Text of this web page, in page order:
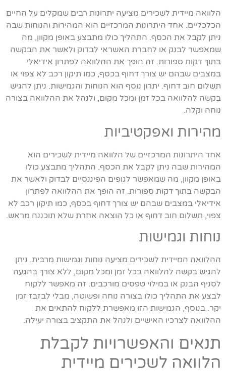
הלוואה מיידית לשכירים מציעה יתרונות רבים שמקלים על החיים
הכלכליים. אחד היתרונות המרכזיים הוא המהירות והנוחות שבה
ניתן לקבל את הכסף. התהליך כולו מתבצע באופן מקוון, מה
שמאפשר לבנק או לחברת האשראי לבדוק ולאשר את הבקשה
בתוך דקות ספורות. זה הופך את ההלוואה לפתרון אידיאלי
במצבים שבהם יש צורך דחוף בכסף, כמו תיקון רכב לא צפוי או
תשלום חוב דחוף. יתרון נוסף הוא הנוחות והגמישות. ניתן להגיש
בקשה להלוואה בכל זמן ומכל מקום, ולנהל את ההלוואה בצורה
נוחה וקלה.
מהירות ואפקטיביות
אחד היתרונות המרכזיים של הלוואה מיידית לשכירים הוא
המהירות שבה ניתן לקבל את הכסף. התהליך מתבצע כולו
באופן מקוון, מה שמאפשר לגופים הפיננסיים לבדוק ולאשר את
הבקשה בתוך דקות ספורות. זה הופך את ההלוואה לפתרון
אידיאלי במצבים שבהם יש צורך דחוף בכסף, כמו תיקון רכב לא
צפוי, תשלום חוב דחוף או כל הוצאה אחרת שלא תוכננה מראש.
נוחות וגמישות
ההלוואה המיידית לשכירים מציעה נוחות וגמישות מרבית. ניתן
להגיש בקשה להלוואה בכל זמן ומכל מקום, ללא צורך בהגעה
לסניף הבנק או במילוי טפסים מורכבים. זה מאפשר ללקוח
לבצע את התהליך כולו בצורה נוחה ופשוטה, מבלי לבזבז זמן
יקר. בנוסף, הגמישות הזו מאפשרת ללקוח להתאים את
ההלוואה לצרכיו האישיים ולנהל את התקציב בצורה יעילה.
תנאים והאפשרויות לקבלת
הלוואה לשכירים מיידית